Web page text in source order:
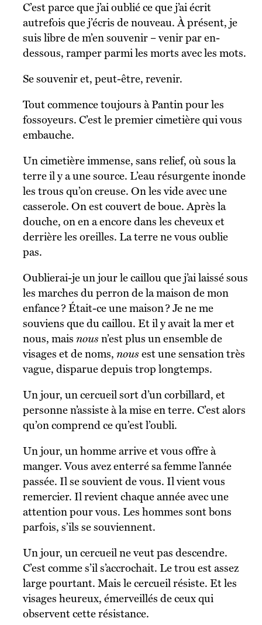
C’est parce que j’ai oublié ce que j’ai écrit
autrefois que j’écris de nouveau. À présent, je
suis libre de m’en souvenir – venir par en-
dessous, ramper parmi les morts avec les mots.
Se souvenir et, peut-être, revenir.
Tout commence toujours à Pantin pour les
fossoyeurs. C’est le premier cimetière qui vous
embauche.
Un cimetière immense, sans relief, où sous la
terre il y a une source. L’eau résurgente inonde
les trous qu’on creuse. On les vide avec une
casserole. On est couvert de boue. Après la
douche, on en a encore dans les cheveux et
derrière les oreilles. La terre ne vous oublie
pas.
Oublierai-je un jour le caillou que j’ai laissé sous
les marches du perron de la maison de mon
enfance ? Était-ce une maison ? Je ne me
souviens que du caillou. Et il y avait la mer et
nous, mais nous n’est plus un ensemble de
visages et de noms, nous est une sensation très
vague, disparue depuis trop longtemps.
Un jour, un cercueil sort d’un corbillard, et
personne n’assiste à la mise en terre. C’est alors
qu’on comprend ce qu’est l’oubli.
Un jour, un homme arrive et vous offre à
manger. Vous avez enterré sa femme l’année
passée. Il se souvient de vous. Il vient vous
remercier. Il revient chaque année avec une
attention pour vous. Les hommes sont bons
parfois, s’ils se souviennent.
Un jour, un cercueil ne veut pas descendre.
C’est comme s’il s’accrochait. Le trou est assez
large pourtant. Mais le cercueil résiste. Et les
visages heureux, émerveillés de ceux qui
observent cette résistance.